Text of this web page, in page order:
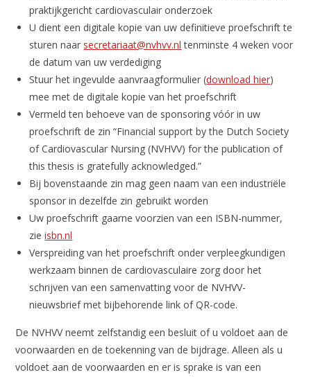
praktijkgericht cardiovasculair onderzoek
U dient een digitale kopie van uw definitieve proefschrift te
sturen naar secretariaat@nvhvv.nl tenminste 4 weken voor
de datum van uw verdediging
Stuur het ingevulde aanvraagformulier (download hier)
mee met de digitale kopie van het proefschrift
Vermeld ten behoeve van de sponsoring vóór in uw
proefschrift de zin “Financial support by the Dutch Society
of Cardiovascular Nursing (NVHVV) for the publication of
this thesis is gratefully acknowledged.”
Bij bovenstaande zin mag geen naam van een industriële
sponsor in dezelfde zin gebruikt worden
Uw proefschrift gaarne voorzien van een ISBN-nummer,
zieisbn.nl
Verspreiding van het proefschrift onder verpleegkundigen
werkzaam binnen de cardiovasculaire zorg door het
schrijven van een samenvatting voor de NVHVV-
nieuwsbrief met bijbehorende link of QR-code.
De NVHVV neemt zelfstandig een besluit of u voldoet aan de
voorwaarden en de toekenning van de bijdrage. Alleen als u
voldoet aan de voorwaarden en er is sprake is van een